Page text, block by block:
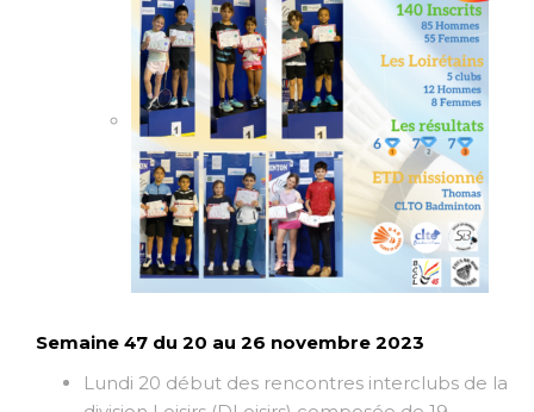
Semaine 47 du 20 au 26 novembre 2023
Lundi 20 début des rencontres interclubs de la